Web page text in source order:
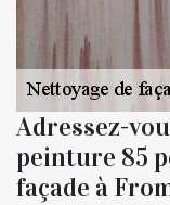
Adressez-
peinture 85
façade à